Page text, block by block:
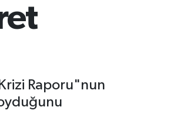
Raporu"nun